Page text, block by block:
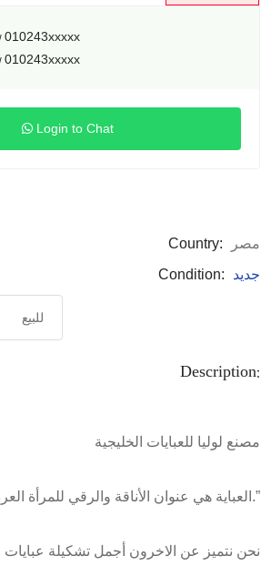
010243xxxxx
010243xxxxx
Login to Chat
Country:
مصر
Condition:
جديد
للبيع
Description:
مصنع لوليا للعبايات الخليجية
“العباية هي عنوان الأناقة والرقي للمرأة العربية.”
نحن نتميز عن الاخرون أجمل تشكيلة عبايات